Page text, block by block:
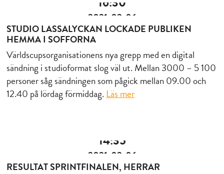
2021-02-06
STUDIO LASSALYCKAN LOCKADE PUBLIKEN
HEMMA I SOFFORNA
Världscupsorganisationens nya grepp med en digital
sändning i studioformat slog väl ut. Mellan 3000 – 5 100
personer såg sändningen som pågick mellan 09.00 och
12.40 på lördag förmiddag. Läs mer
14:35
2021-02-06
RESULTAT SPRINTFINALEN, HERRAR